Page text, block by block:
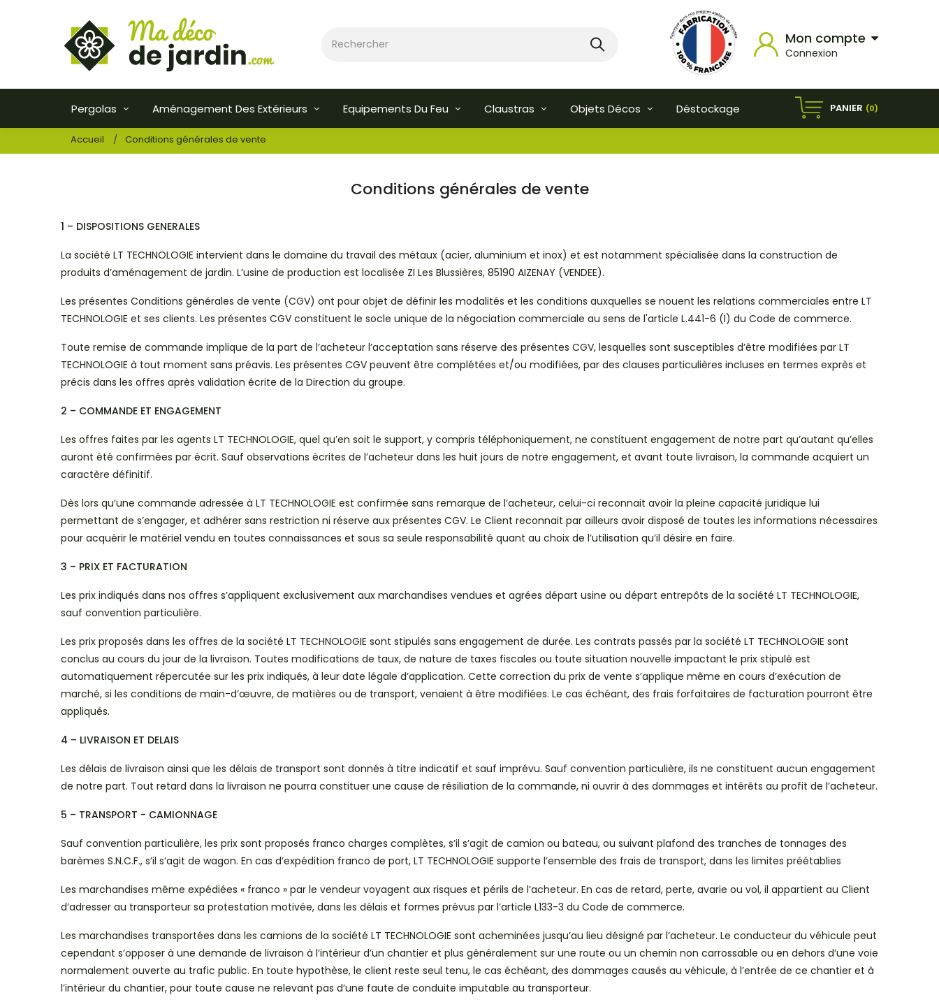
Mon compte
Connexion
Pergolas Aménagement Des Extérieurs Equipements Du Feu Claustras Objets Décos Déstockage PANIER (0)
Accueil Conditions générales de vente
Conditions générales de vente
1 – DISPOSITIONS GENERALES
La société LT TECHNOLOGIE intervient dans le domaine du travail des métaux (acier, aluminium et inox) et est notamment spécialisée dans la construction de
produits d’aménagement de jardin. L’usine de production est localisée ZI Les Blussières, 85190 AIZENAY (VENDEE).
Les présentes Conditions générales de vente (CGV) ont pour objet de définir les modalités et les conditions auxquelles se nouent les relations commerciales entre LT
TECHNOLOGIE et ses clients. Les présentes CGV constituent le socle unique de la négociation commerciale au sens de l'article L.441-6 (I) du Code de commerce.
Toute remise de commande implique de la part de l’acheteur l’acceptation sans réserve des présentes CGV, lesquelles sont susceptibles d’être modifiées par LT
TECHNOLOGIE à tout moment sans préavis. Les présentes CGV peuvent être complétées et/ou modifiées, par des clauses particulières incluses en termes exprès et
précis dans les offres après validation écrite de la Direction du groupe.
2 – COMMANDE ET ENGAGEMENT
Les offres faites par les agents LT TECHNOLOGIE, quel qu’en soit le support, y compris téléphoniquement, ne constituent engagement de notre part qu’autant qu’elles
auront été confirmées par écrit. Sauf observations écrites de l’acheteur dans les huit jours de notre engagement, et avant toute livraison, la commande acquiert un
caractère définitif.
Dès lors qu’une commande adressée à LT TECHNOLOGIE est confirmée sans remarque de l’acheteur, celui-ci reconnait avoir la pleine capacité juridique lui
permettant de s’engager, et adhérer sans restriction ni réserve aux présentes CGV. Le Client reconnait par ailleurs avoir disposé de toutes les informations nécessaires
pour acquérir le matériel vendu en toutes connaissances et sous sa seule responsabilité quant au choix de l’utilisation qu’il désire en faire.
3 – PRIX ET FACTURATION
Les prix indiqués dans nos offres s’appliquent exclusivement aux marchandises vendues et agrées départ usine ou départ entrepôts de la société LT TECHNOLOGIE,
sauf convention particulière.
Les prix proposés dans les offres de la société LT TECHNOLOGIE sont stipulés sans engagement de durée. Les contrats passés par la société LT TECHNOLOGIE sont
conclus au cours du jour de la livraison. Toutes modifications de taux, de nature de taxes fiscales ou toute situation nouvelle impactant le prix stipulé est
automatiquement répercutée sur les prix indiqués, à leur date légale d’application. Cette correction du prix de vente s’applique même en cours d’exécution de
marché, si les conditions de main-d’œuvre, de matières ou de transport, venaient à être modifiées. Le cas échéant, des frais forfaitaires de facturation pourront être
appliqués.
4 – LIVRAISON ET DELAIS
Les délais de livraison ainsi que les délais de transport sont donnés à titre indicatif et sauf imprévu. Sauf convention particulière, ils ne constituent aucun engagement
de notre part. Tout retard dans la livraison ne pourra constituer une cause de résiliation de la commande, ni ouvrir à des dommages et intérêts au profit de l’acheteur.
5 – TRANSPORT - CAMIONNAGE
Sauf convention particulière, les prix sont proposés franco charges complètes, s’il s’agit de camion ou bateau, ou suivant plafond des tranches de tonnages des
barèmes S.N.C.F., s’il s’agit de wagon. En cas d’expédition franco de port, LT TECHNOLOGIE supporte l’ensemble des frais de transport, dans les limites préétablies
Les marchandises même expédiées « franco » par le vendeur voyagent aux risques et périls de l’acheteur. En cas de retard, perte, avarie ou vol, il appartient au Client
d’adresser au transporteur sa protestation motivée, dans les délais et formes prévus par l’article L133-3 du Code de commerce.
Les marchandises transportées dans les camions de la société LT TECHNOLOGIE sont acheminées jusqu’au lieu désigné par l’acheteur. Le conducteur du véhicule peut
cependant s’opposer à une demande de livraison à l’intérieur d’un chantier et plus généralement sur une route ou un chemin non carrossable ou en dehors d’une voie
normalement ouverte au trafic public. En toute hypothèse, le client reste seul tenu, le cas échéant, des dommages causés au véhicule, à l’entrée de ce chantier et à
l’intérieur du chantier, pour toute cause ne relevant pas d’une faute de conduite imputable au transporteur.